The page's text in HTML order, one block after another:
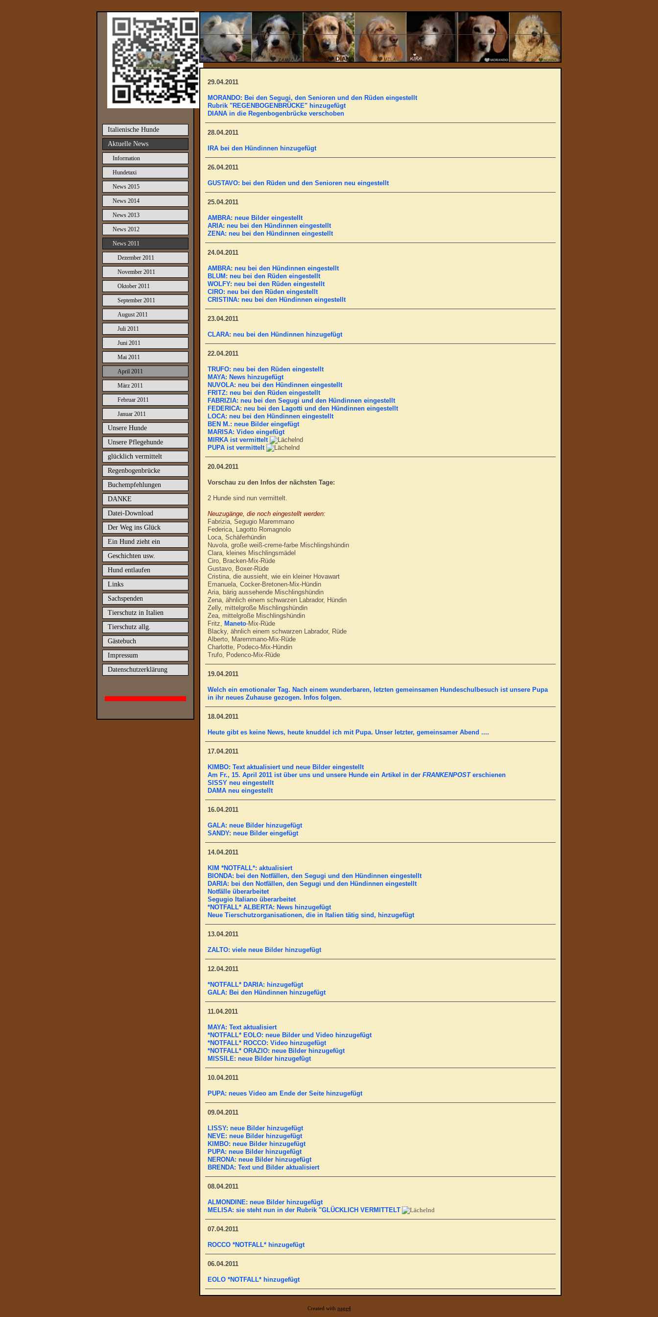
Italienische Hunde
Aktuelle News
Information
Hundetaxi
News 2015
News 2014
News 2013
News 2012
News 2011
Dezember 2011
November 2011
Oktober 2011
September 2011
August 2011
Juli 2011
Juni 2011
Mai 2011
April 2011
März 2011
Februar 2011
Januar 2011
Unsere Hunde
Unsere Pflegehunde
glücklich vermittelt
Regenbogenbrücke
Buchempfehlungen
DANKE
Datei-Download
Der Weg ins Glück
Ein Hund zieht ein
Geschichten usw.
Hund entlaufen
Links
Sachspenden
Tierschutz in Italien
Tierschutz allg.
Gästebuch
Impressum
Datenschutzerklärung
29.04.2011
MORANDO: Bei den Segugi, den Senioren und den Rüden eingestellt
Rubrik "REGENBOGENBRÜCKE" hinzugefügt
DIANA in die Regenbogenbrücke verschoben
28.04.2011
IRA bei den Hündinnen hinzugefügt
26.04.2011
GUSTAVO: bei den Rüden und den Senioren neu eingestellt
25.04.2011
AMBRA: neue Bilder eingestellt
ARIA: neu bei den Hündinnen eingestellt
ZENA: neu bei den Hündinnen eingestellt
24.04.2011
AMBRA: neu bei den Hündinnen eingestellt
BLUM: neu bei den Rüden eingestellt
WOLFY: neu bei den Rüden eingestellt
CIRO: neu bei den Rüden eingestellt
CRISTINA: neu bei den Hündinnen eingestellt
23.04.2011
CLARA: neu bei den Hündinnen hinzugefügt
22.04.2011
TRUFO: neu bei den Rüden eingestellt
MAYA: News hinzugefügt
NUVOLA: neu bei den Hündinnen eingestellt
FRITZ: neu bei den Rüden eingestellt
FABRIZIA: neu bei den Segugi und den Hündinnen eingestellt
FEDERICA: neu bei den Lagotti und den Hündinnen eingestellt
LOCA: neu bei den Hündinnen eingestellt
BEN M.: neue Bilder eingefügt
MARISA: Video eingefügt
MIRKA ist vermittelt
PUPA ist vermittelt
20.04.2011
Vorschau zu den Infos der nächsten Tage:
2 Hunde sind nun vermittelt.
Neuzugänge, die noch eingestellt werden:
Fabrizia, Segugio Maremmano
Federica, Lagotto Romagnolo
Loca, Schäferhündin
Nuvola, große weiß-creme-farbe Mischlingshündin
Clara, kleines Mischlingsmädel
Ciro, Bracken-Mix-Rüde
Gustavo, Boxer-Rüde
Cristina, die aussieht, wie ein kleiner Hovawart
Emanuela, Cocker-Bretonen-Mix-Hündin
Aria, bärig aussehende Mischlingshündin
Zena, ähnlich einem schwarzen Labrador, Hündin
Zelly, mittelgroße Mischlingshündin
Zea, mittelgroße Mischlingshündin
Fritz, Maneto-Mix-Rüde
Blacky, ähnlich einem schwarzen Labrador, Rüde
Alberto, Maremmano-Mix-Rüde
Charlotte, Podeco-Mix-Hündin
Trufo, Podenco-Mix-Rüde
19.04.2011
Welch ein emotionaler Tag. Nach einem wunderbaren, letzten gemeinsamen Hundeschulbesuch ist unsere Pupa
in ihr neues Zuhause gezogen. Infos folgen.
18.04.2011
Heute gibt es keine News, heute knuddel ich mit Pupa. Unser letzter, gemeinsamer Abend ....
17.04.2011
KIMBO: Text aktualisiert und neue Bilder eingestellt
Am Fr., 15. April 2011 ist über uns und unsere Hunde ein Artikel in der FRANKENPOSTerschienen
SISSY neu eingestellt
DAMA neu eingestellt
16.04.2011
GALA: neue Bilder hinzugefügt
SANDY: neue Bilder eingefügt
14.04.2011
KIM *NOTFALL*: aktualisiert
BIONDA: bei den Notfällen, den Segugi und den Hündinnen eingestellt
DARIA: bei den Notfällen, den Segugi und den Hündinnen eingestellt
Notfälle überarbeitet
Segugio Italiano überarbeitet
*NOTFALL* ALBERTA: News hinzugefügt
Neue Tierschutzorganisationen, die in Italien tätig sind, hinzugefügt
13.04.2011
ZALTO: viele neue Bilder hinzugefügt
12.04.2011
*NOTFALL* DARIA: hinzugefügt
GALA: Bei den Hündinnen hinzugefügt
11.04.2011
MAYA: Text aktualisiert
*NOTFALL* EOLO: neue Bilder und Video hinzugefügt
*NOTFALL* ROCCO: Video hinzugefügt
*NOTFALL* ORAZIO: neue Bilder hinzugefügt
MISSILE: neue Bilder hinzugefügt
10.04.2011
PUPA: neues Video am Ende der Seite hinzugefügt
09.04.2011
LISSY: neue Bilder hinzugefügt
NEVE: neue Bilder hinzugefügt
KIMBO: neue Bilder hinzugefügt
PUPA: neue Bilder hinzugefügt
NERONA: neue Bilder hinzugefügt
BRENDA: Text und Bilder aktualisiert
08.04.2011
ALMONDINE: neue Bilder hinzugefügt
MELISA: sie steht nun in der Rubrik "GLÜCKLICH VERMITTELT
07.04.2011
ROCCO *NOTFALL* hinzugefügt
06.04.2011
EOLO *NOTFALL* hinzugefügt
Created with page4